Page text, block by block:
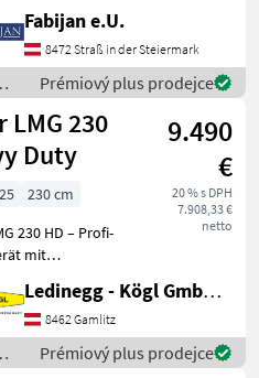
zuverlässiges
mit einer
von 165-220
Fabijan e.U.
8472 Straß in der Steiermark
Prémiový plus prodejce
LMG 230
Duty
9.490
€
20 % s DPH
7.908,33 €
netto
230 cm
230 HD – Profi-
mit
und
Schnittbild
Der Ilmer
HD ist ein robustes
Ledinegg - Kögl GmbH - Obst- und Weinbautechnik
8462 Gamlitz
Prémiový plus prodejce